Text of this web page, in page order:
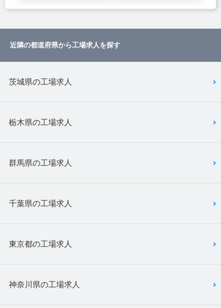
近隣の都道府県から工場求人を探す
茨城県の工場求人
栃木県の工場求人
群馬県の工場求人
千葉県の工場求人
東京都の工場求人
神奈川県の工場求人